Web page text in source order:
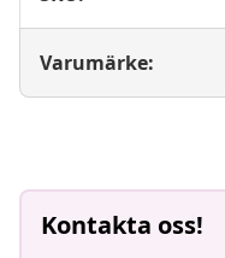
Varumärke:
Kontakta oss!